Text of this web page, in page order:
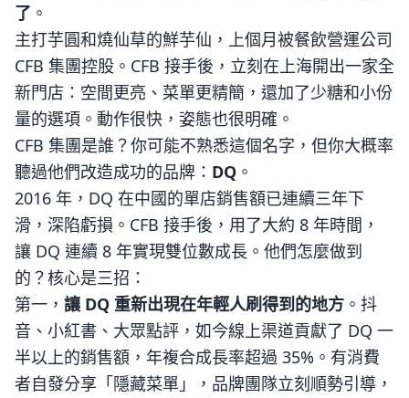
了 。
主打芋圓和燒仙草的鮮芋仙，上個月被餐飲營運公司
CFB 集團控股。CFB 接手後，立刻在上海開出一家全
新門店：空間更亮、菜單更精簡，還加了少糖和小份
量的選項。動作很快，姿態也很明確。
CFB 集團是誰？你可能不熟悉這個名字，但你大概率
聽過他們改造成功的品牌： DQ 。
2016 年，DQ 在中國的單店銷售額已連續三年下
滑，深陷虧損。CFB 接手後，用了大約 8 年時間，
讓 DQ 連續 8 年實現雙位數成長。他們怎麼做到
的？核心是三招：
第一， 讓 DQ 重新出現在年輕人刷得到的地方 。抖
音、小紅書、大眾點評，如今線上渠道貢獻了 DQ 一
半以上的銷售額，年複合成長率超過 35%。有消費
者自發分享「隱藏菜單」，品牌團隊立刻順勢引導，